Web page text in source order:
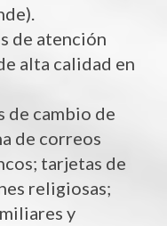
de atención
alta calidad en
de cambio de
de correos
tarjetas de
religiosas;
y